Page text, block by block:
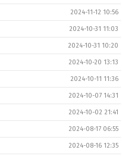
2024-11-12 10:56
2024-10-31 11:03
2024-10-31 10:20
2024-10-20 13:13
2024-10-11 11:36
2024-10-07 14:31
2024-10-02 21:41
2024-08-17 06:55
2024-08-16 12:35